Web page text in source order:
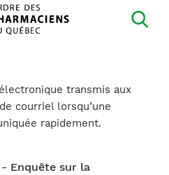
transmis aux
courriel lorsqu’une
rapidement.
Enquête sur la